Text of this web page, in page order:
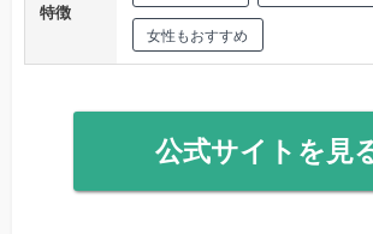
特徴
女性もおすすめ
公式サイトを見